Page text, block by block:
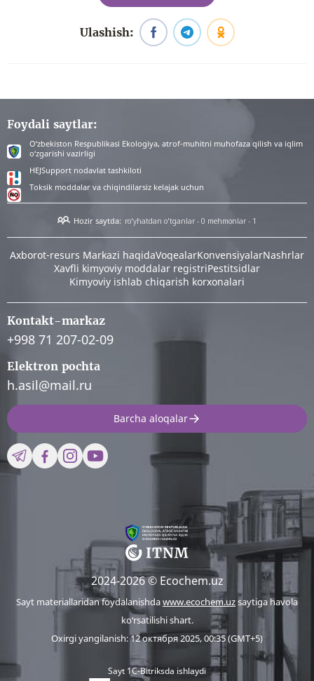
Ulashish:
Foydali saytlar:
O‘zbekiston Respublikasi Ekologiya, atrof-muhitni muhofaza qilish va iqlim
o‘zgarishi vazirligi
HEJSupport nodavlat tashkiloti
Toksik moddalar va chiqindilarsiz kelajak uchun
Hozir saytda: ro'yhatdan o'tganlar - 0 mehmonlar - 1
Аxborot-resurs Markazi haqidaVoqealarKonvensiyalarNashrlar
Xavfli kimyoviy moddalar registriPestitsidlar
Kimyoviy ishlab chiqarish korxonalari
Kontakt-markaz
+998 71 207-02-09
Elektron pochta
h.asil@mail.ru
Barcha aloqalar
2024-2026 © Ecochem.uz
Sayt materiallaridan foydalanishdawww.ecochem.uzsaytiga havola
ko‘rsatilishi shart.
Oxirgi yangilanish: 12 октября 2025, 00:35 (GMT+5)
Sayt 1C-Bitriksda ishlaydi